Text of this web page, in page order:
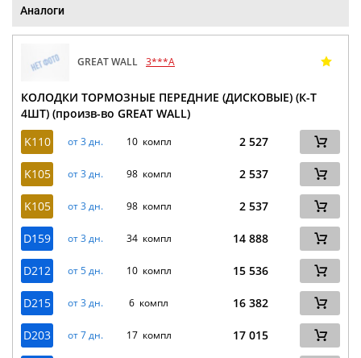
Аналоги
GREAT WALL 3***A
КОЛОДКИ ТОРМОЗНЫЕ ПЕРЕДНИЕ (ДИСКОВЫЕ) (К-Т
4ШТ) (произв-во GREAT WALL)
K110
от 3 дн. 10 компл 2 527
K105 от 3 дн. 98 компл 2 537
K105 от 3 дн. 98 компл 2 537
D159 от 3 дн. 34 компл 14 888
D212 от 5 дн. 10 компл 15 536
D215 от 3 дн. 6 компл 16 382
D203 от 7 дн. 17 компл 17 015